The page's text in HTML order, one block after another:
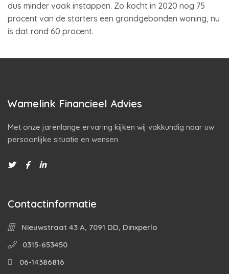
dus minder vaak instappen. Zo kocht in 2020 nog 75
procent van de starters een grondgebonden woning, nu
is dat rond 60 procent.
Wamelink Financieel Advies
Met onze jarenlange ervaring kijken wij vakkundig naar uw
persoonlijke situatie en wensen.
Contactinformatie
Nieuwstraat 43 A, 7091 DD, Dinxperlo
0315-653450
06-14386816